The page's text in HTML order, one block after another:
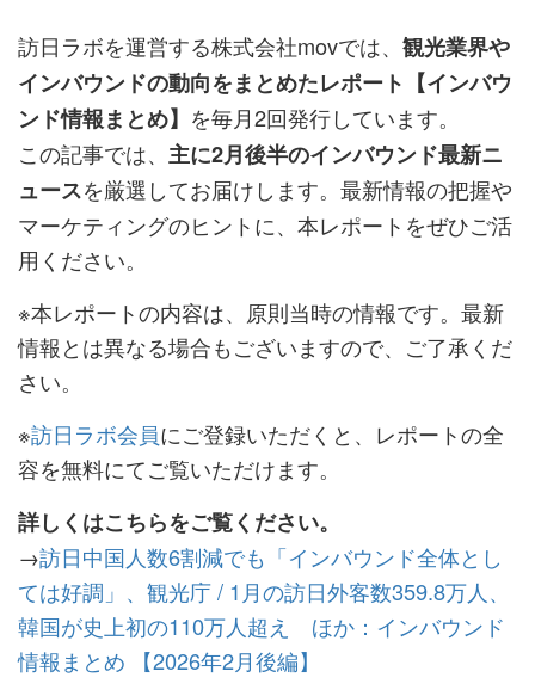
訪日ラボを運営する株式会社movでは、 観光業界や
インバウンドの動向をまとめたレポート【インバウ
ンド情報まとめ】 を毎月2回発行しています。
この記事では、 主に2月後半のインバウンド最新ニ
ュースを厳選してお届けします。最新情報の把握や
マーケティングのヒントに、本レポートをぜひご活
用ください。
※本レポートの内容は、原則当時の情報です。最新
情報とは異なる場合もございますので、ご了承くだ
さい。
※訪日ラボ会員にご登録いただくと、レポートの全
容を無料にてご覧いただけます。
詳しくはこちらをご覧ください。
→訪日中国人数6割減でも「インバウンド全体とし
ては好調」、観光庁 / 1月の訪日外客数359.8万人、
韓国が史上初の110万人超え ほか：インバウンド
情報まとめ 【2026年2月後編】